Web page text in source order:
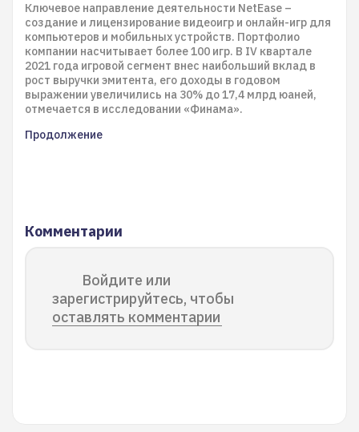
Ключевое направление деятельности NetEase –
создание и лицензирование видеоигр и онлайн-игр для
компьютеров и мобильных устройств. Портфолио
компании насчитывает более 100 игр. В IV квартале
2021 года игровой сегмент внес наибольший вклад в
рост выручки эмитента, его доходы в годовом
выражении увеличились на 30% до 17,4 млрд юаней,
отмечается в исследовании «Финама».
Продолжение
Комментарии
Войдите или
зарегистрируйтесь, чтобы
оставлять комментарии